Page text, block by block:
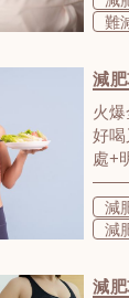
難
減
火爆
好
處+
都能
減
減
減